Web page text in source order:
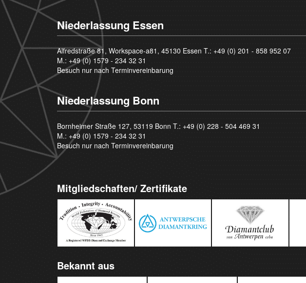
Niederlassung Essen
Alfredstraße 81, Workspace-a81, 45130 Essen T.: +49 (0) 201 - 858 952 07
M.: +49 (0) 1579 - 234 32 31
Besuch nur nach Terminvereinbarung
Niederlassung Bonn
Bornheimer Straße 127, 53119 Bonn T.: +49 (0) 228 - 504 469 31
M.: +49 (0) 1579 - 234 32 31
Besuch nur nach Terminvereinbarung
Mitgliedschaften/ Zertifikate
Bekannt aus